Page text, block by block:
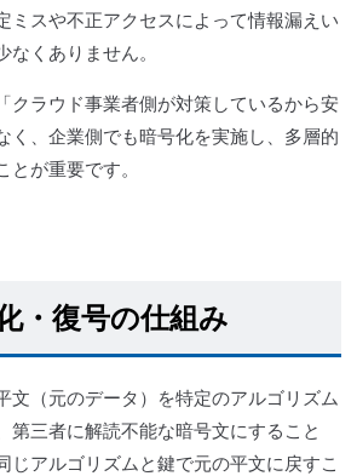
ミスや不正アクセスによって情報漏えい
くありません。
クラウド事業者側が対策しているから安
く、企業側でも暗号化を実施し、多層的
が重要です。
・復号の仕組み
文（元のデータ）を特定のアルゴリズム
第三者に解読不能な暗号文にすること
じアルゴリズムと鍵で元の平文に戻すこ